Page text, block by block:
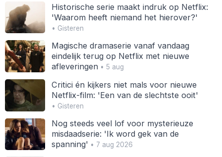
Historische serie maakt indruk op Netflix:
'Waarom heeft niemand het hierover?'
• Gisteren
Magische dramaserie vanaf vandaag
eindelijk terug op Netflix met nieuwe
afleveringen• 5 aug
Critici én kijkers niet mals voor nieuwe
Netflix-film: 'Een van de slechtste ooit'
• Gisteren
Nog steeds veel lof voor mysterieuze
misdaadserie: 'Ik word gek van de
spanning' • 7 aug 2026